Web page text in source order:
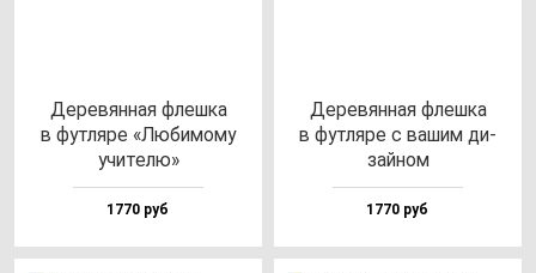
Дере­вян­ная флеш­ка
в фут­ля­ре «Люби­мо­му
учи­те­лю»
1770 руб
Дере­вян­ная флеш­ка
в фут­ля­ре с ва­шим ди­
зай­ном
1770 руб